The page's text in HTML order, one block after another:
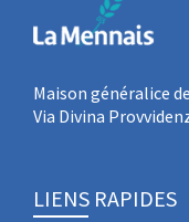
Maison généralice
Via Divina
LIENS RAPIDES